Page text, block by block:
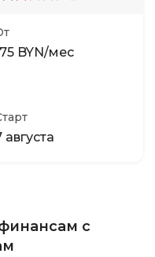
BYN/мес
августа
с